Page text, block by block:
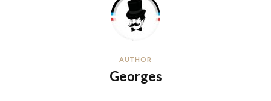
AUTHOR
Georges